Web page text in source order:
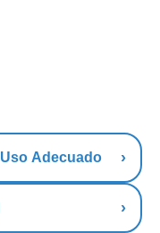
Uso Adecuado